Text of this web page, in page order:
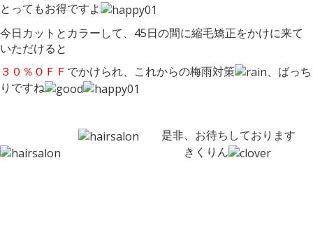
とってもお得ですよ
今日カットとカラーして、45日の間に縮毛矯正をかけに来て
いただけると
３０％ＯＦＦ でかけられ、これからの梅雨対策
、ばっち
りですね
是非、お待ちしております
きくりん